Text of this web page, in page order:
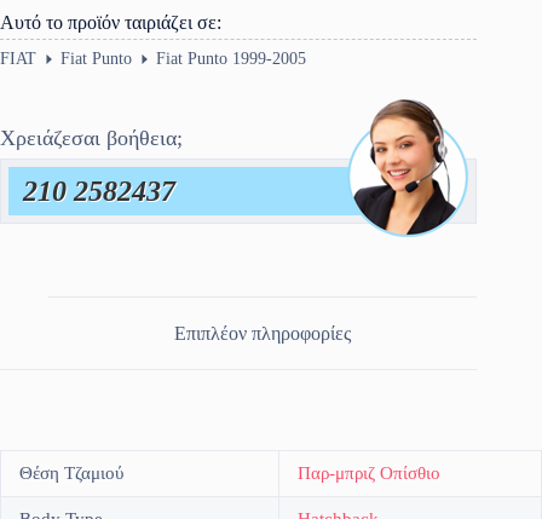
Αυτό το προϊόν ταιριάζει σε:
FIAT Fiat Punto Fiat Punto 1999-2005
Χρειάζεσαι βοήθεια;
210 2582437
Επιπλέον πληροφορίες
Θέση Τζαμιού Παρ-μπριζ Οπίσθιο